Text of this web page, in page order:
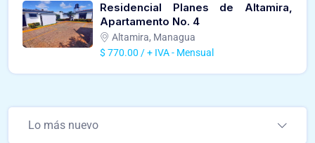
Residencial Planes de Altamira,
Apartamento No. 4
Altamira, Managua
$ 770.00 / + IVA - Mensual
Lo más nuevo